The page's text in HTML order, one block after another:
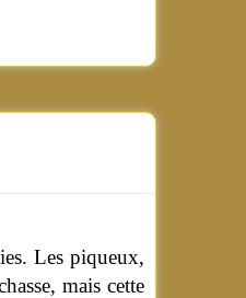
Les piqueux,
mais cette